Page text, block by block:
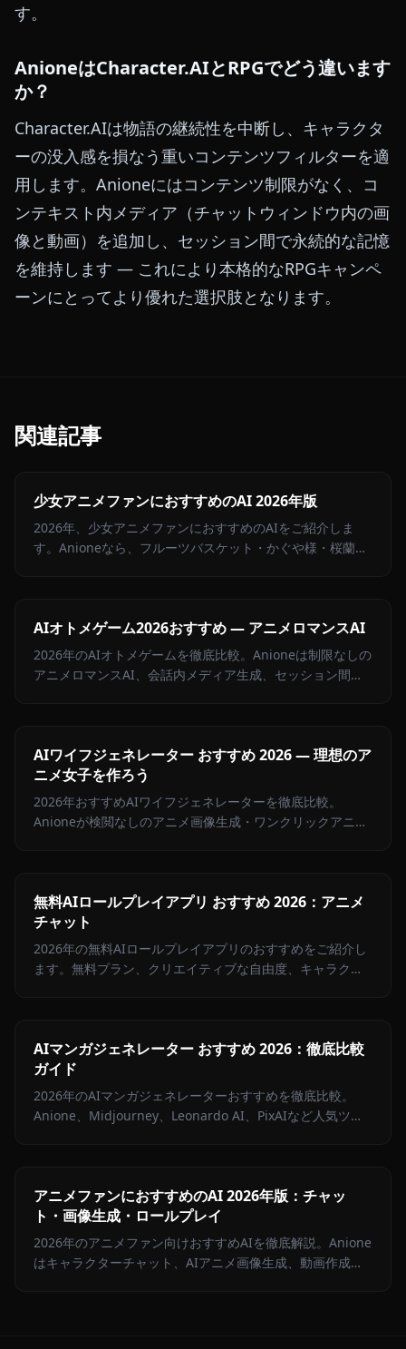
す。
AnioneはCharacter.AIとRPGでどう違います
か？
Character.AIは物語の継続性を中断し、キャラクタ
ーの没入感を損なう重いコンテンツフィルターを適
用します。Anioneにはコンテンツ制限がなく、コ
ンテキスト内メディア（チャットウィンドウ内の画
像と動画）を追加し、セッション間で永続的な記憶
を維持します — これにより本格的なRPGキャンペ
ーンにとってより優れた選択肢となります。
関連記事
少女アニメファンにおすすめのAI 2026年版
2026年、少女アニメファンにおすすめのAIをご紹介しま
す。Anioneなら、フルーツバスケット・かぐや様・桜蘭高
AIオトメゲーム2026おすすめ — アニメロマンスAI
2026年のAIオトメゲームを徹底比較。Anioneは制限なしの
アニメロマンスAI、会話内メディア生成、セッション間記
AIワイフジェネレーター おすすめ 2026 — 理想のア
ニメ女子を作ろう
2026年おすすめAIワイフジェネレーターを徹底比較。
Anioneが検閲なしのアニメ画像生成・ワンクリックアニメ
無料AIロールプレイアプリ おすすめ 2026：アニメ
チャット
2026年の無料AIロールプレイアプリのおすすめをご紹介し
ます。無料プラン、クリエイティブな自由度、キャラクタ
AIマンガジェネレーター おすすめ 2026：徹底比較
ガイド
2026年のAIマンガジェネレーターおすすめを徹底比較。
Anione、Midjourney、Leonardo AI、PixAIなど人気ツー
アニメファンにおすすめのAI 2026年版：チャッ
ト・画像生成・ロールプレイ
2026年のアニメファン向けおすすめAIを徹底解説。Anione
はキャラクターチャット、AIアニメ画像生成、動画作成を